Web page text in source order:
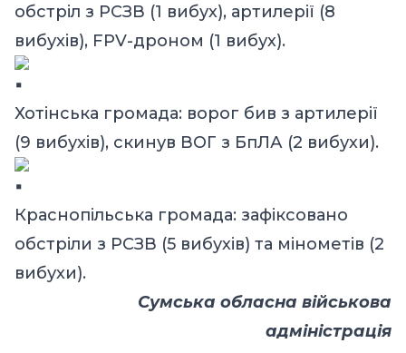
обстріл з РСЗВ (1 вибух), артилерії (8
вибухів), FPV-дроном (1 вибух).
Хотінська громада: ворог бив з артилерії
(9 вибухів), скинув ВОГ з БпЛА (2 вибухи).
Краснопільська громада: зафіксовано
обстріли з РСЗВ (5 вибухів) та мінометів (2
вибухи).
Сумська обласна військова
адміністрація